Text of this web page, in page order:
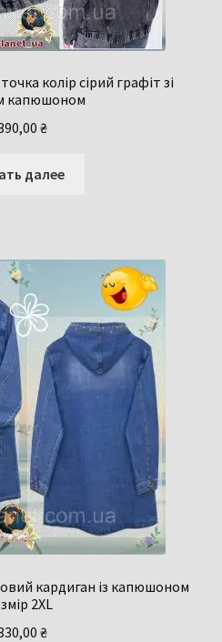
колір сірий графіт зі
капюшоном
₴
далее
кардиган із капюшоном
2XL
₴